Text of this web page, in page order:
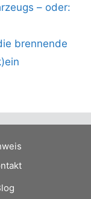
– oder:
brennende